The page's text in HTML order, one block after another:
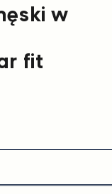
w
fit